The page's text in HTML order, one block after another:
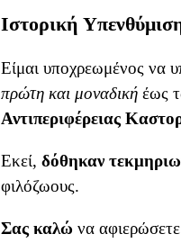
Ιστορική
Είμαι υποχρεωμένος να
πρώτη και μοναδική έως
Αντιπεριφέρειας
Εκεί, δόθηκαν
φιλόζωους.
Σας καλώ να αφιερώσετε